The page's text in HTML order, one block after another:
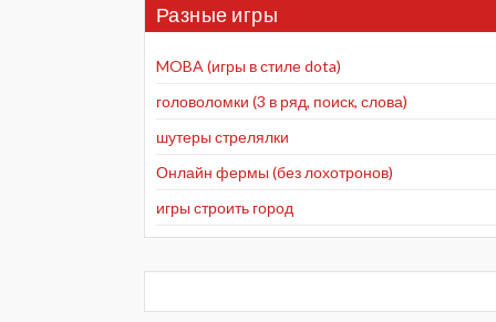
Разные игры
MOBA (игры в стиле dota)
головоломки (3 в ряд, поиск, слова)
шутеры стрелялки
Онлайн фермы (без лохотронов)
игры строить город